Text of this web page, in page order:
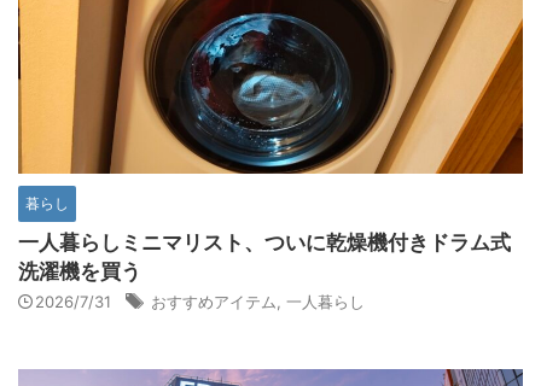
暮らし
一人暮らしミニマリスト、ついに乾燥機付きドラム式
洗濯機を買う
2026/7/31 おすすめアイテム, 一人暮らし